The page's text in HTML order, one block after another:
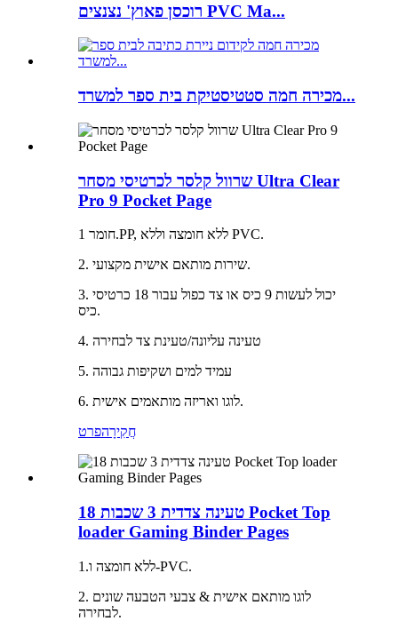
רוכסן פאוץ' נצנצים PVC Ma...
מכירה חמה סטטיסטיקת בית ספר למשרד...
שרוול קלסר לכרטיסי מסחר Ultra Clear
Pro 9 Pocket Page
חומר 1.PP, ללא חומצה וללא PVC.
2. שירות מותאם אישית מקצועי.
3. יכול לעשות 9 כיס או צד כפול עבור 18 כרטיסי
כיס.
4. טעינה עליונה/טעינת צד לבחירה
5. עמיד למים ושקיפות גבוהה
6. לוגו ואריזה מותאמים אישית.
חֲקִירָהפרט
טעינה צדדית 3 שכבות 18 Pocket Top
loader Gaming Binder Pages
1.ללא חומצה ו-PVC.
2. לוגו מותאם אישית & צבעי הטבעה שונים
לבחירה.